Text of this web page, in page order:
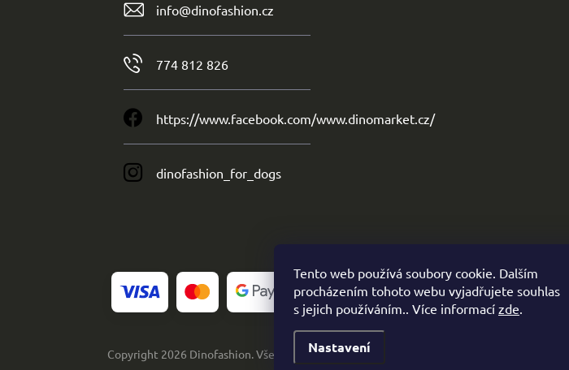
Tento web používá soubory cookie. Dalším
procházením tohoto webu vyjadřujete souhlas
s jejich používáním.. Více informací zde.
Nastavení
info@dinofashion.cz
774 812 826
https://www.facebook.com/www.dinomarket.cz/
dinofashion_for_dogs
Copyright 2026 Dinofashion. Všechna práva vyhrazena.